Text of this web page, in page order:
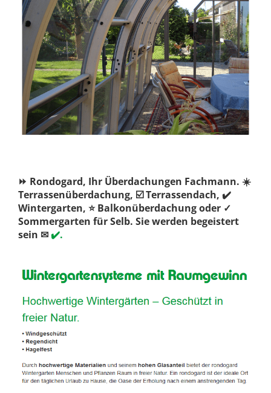
⏩ Rondogard, Ihr Überdachungen Fachmann. ☀️
Terrassenüberdachung, ☑️ Terrassendach, ✔️
Wintergarten, ⭐ Balkonüberdachung oder ✓
Sommergarten für Selb. Sie werden begeistert
sein ✉✔️.